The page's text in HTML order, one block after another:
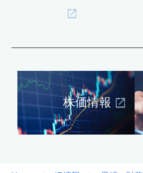
株価情報